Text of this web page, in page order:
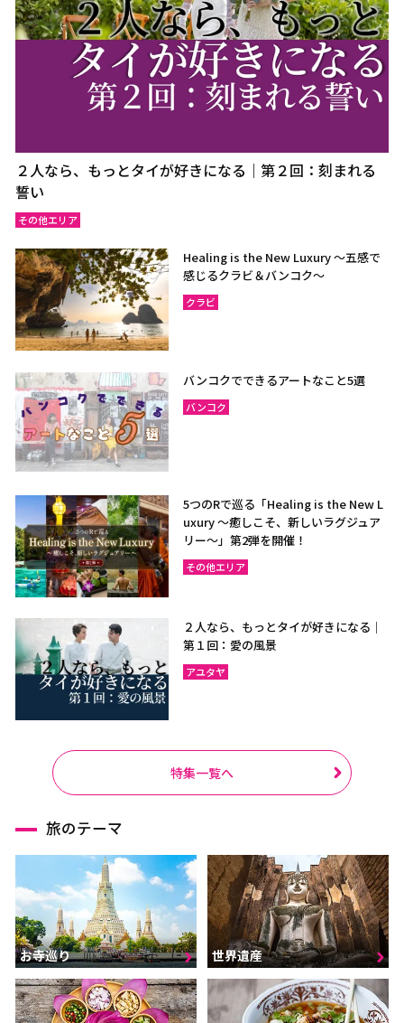
２人なら、もっとタイが好きになる｜第２回：刻まれる
誓い
その他エリア
Healing is the New Luxury ～五感で
感じるクラビ＆バンコク～
クラビ
バンコクでできるアートなこと5選
バンコク
5つのRで巡る「Healing is the New L
uxury ～癒しこそ、新しいラグジュア
リー〜」第2弾を開催！
その他エリア
２人なら、もっとタイが好きになる｜
第１回：愛の風景
アユタヤ
特集一覧へ
旅のテーマ
お寺巡り 世界遺産